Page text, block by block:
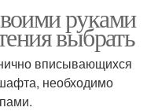
из цветов
Композиции с
руками
выбрать
вписывающихся
необходимо